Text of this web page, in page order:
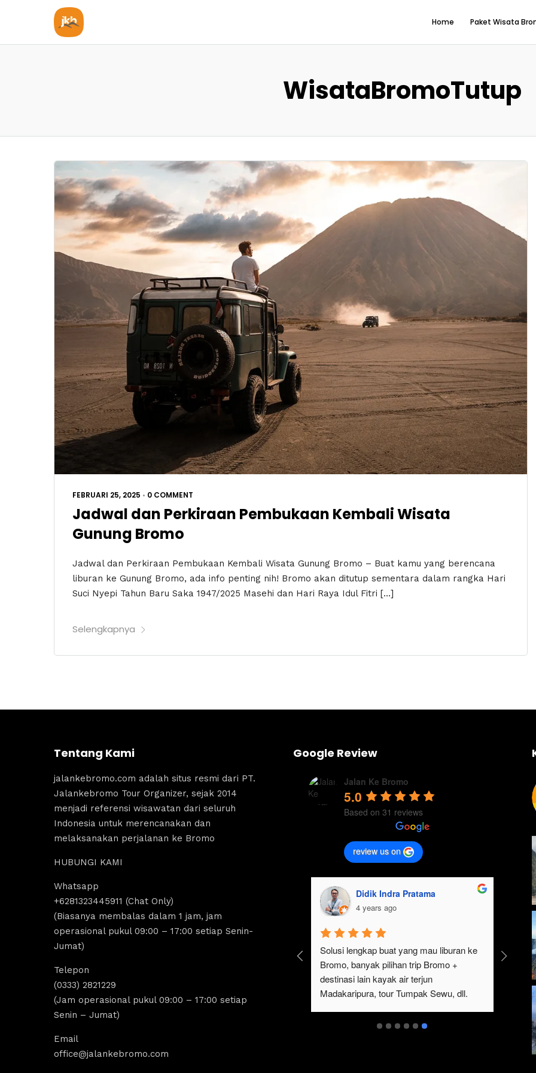
Home Paket Wisata
WisataBromoTutup
FEBRUARI 25, 2025 • 0 COMMENT
Jadwal dan Perkiraan Pembukaan Kembali Wisata
Gunung Bromo
Jadwal dan Perkiraan Pembukaan Kembali Wisata Gunung Bromo – Buat kamu yang berencana
liburan ke Gunung Bromo, ada info penting nih! Bromo akan ditutup sementara dalam rangka Hari
Suci Nyepi Tahun Baru Saka 1947/2025 Masehi dan Hari Raya Idul Fitri […]
Selengkapnya
Tentang Kami
jalankebromo.com adalah situs resmi dari PT.
Jalankebromo Tour Organizer, sejak 2014
menjadi referensi wisawatan dari seluruh
Indonesia untuk merencanakan dan
melaksanakan perjalanan ke Bromo
HUBUNGI KAMI
Whatsapp
+6281323445911 (Chat Only)
(Biasanya membalas dalam 1 jam, jam
operasional pukul 09:00 – 17:00 setiap Senin-
Jumat)
Telepon
(0333) 2821229
(Jam operasional pukul 09:00 – 17:00 setiap
Senin – Jumat)
Email
office@jalankebromo.com
Google Review
Jalan Ke Bromo
5.0
Based on 31 reviews
review us on
gak pernah bosen main ke bromo, ngajak
keluarga besar gak perlu repot, karena
sangat mempermudah buat trip ke bromo
itinerarynya juga seruuu abieezzzz.
Melysa Regina Pratiwi
4 years ago
Seru banget trip ke Bromo bareng tim
#jalankebromo! Nginep di sekitaran
Bromo, terus subuh berangkat ke sunrise
point pake sewa jeep. Abis dari Bromo,
Gokil sih viewnya bener-bener juara!